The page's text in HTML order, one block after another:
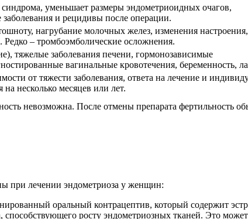
уменьшает размеры эндометриоидных очагов,
заболевания и рецидивы после операции.
нагрубание молочных желез, изменения настроения,
– тромбоэмболические осложнения.
тяжелые заболевания печени, гормонозависимые
вагинальные кровотечения, беременность,
от тяжести заболевания, ответа на лечение и
на несколько месяцев или лет.
невозможна. После отмены препарата фертильность
при лечении эндометриоза у женщин:
оральный контрацептив, который содержит
способствующего росту эндометриозных тканей. Это